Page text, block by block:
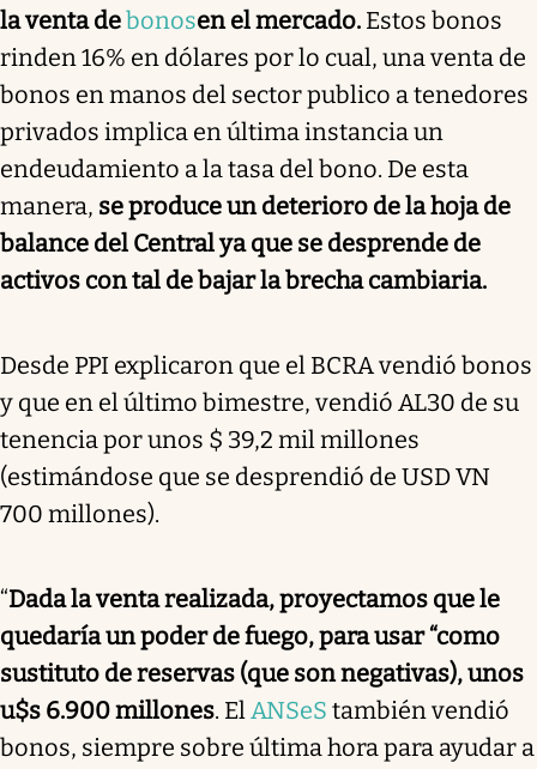
la venta debonosen el mercado. Estos bonos
rinden 16% en dólares por lo cual, una venta de
bonos en manos del sector publico a tenedores
privados implica en última instancia un
endeudamiento a la tasa del bono. De esta
manera, se produce un deterioro de la hoja de
balance del Central ya que se desprende de
activos con tal de bajar la brecha cambiaria.
Desde PPI explicaron que el BCRA vendió bonos
y que en el último bimestre, vendió AL30 de su
tenencia por unos $ 39,2 mil millones
(estimándose que se desprendió de USD VN
700 millones).
“Dada la venta realizada, proyectamos que le
quedaría un poder de fuego, para usar “como
sustituto de reservas (que son negativas), unos
u$s 6.900 millones. ElANSeS también vendió
bonos, siempre sobre última hora para ayudar a